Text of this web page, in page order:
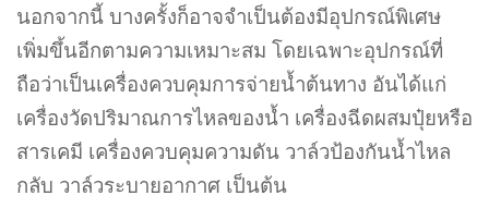
นอกจากนี้ บางครั้งก็อาจจำเป็นต้องมีอุปกรณ์พิเศษ
เพิ่มขึ้นอีกตามความเหมาะสม โดยเฉพาะอุปกรณ์ที่
ถือว่าเป็นเครื่องควบคุมการจ่ายน้ำต้นทาง อันได้แก่
เครื่องวัดปริมาณการไหลของน้ำ เครื่องฉีดผสมปุ๋ยหรือ
สารเคมี เครื่องควบคุมความดัน วาล์วป้องกันน้ำไหล
กลับ วาล์วระบายอากาศ เป็นต้น